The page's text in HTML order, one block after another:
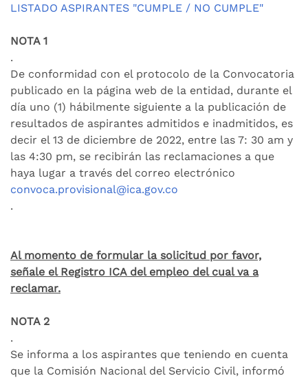
LISTADO ASPIRANTES "CUMPLE / NO CUMPLE"
NOTA 1
.
De conformidad con el protocolo de la Convocatoria
publicado en la página web de la entidad, durante el
día uno (1) hábilmente siguiente a la publicación de
resultados de aspirantes admitidos e inadmitidos, es
decir el 13 de diciembre de 2022, entre las 7: 30 am y
las 4:30 pm, se recibirán las reclamaciones a que
haya lugar a través del correo electrónico
convoca.provisional@ica.gov.co
.
Al momento de formular la solicitud por favor,
señale el Registro ICA del empleo del cual va a
reclamar.
NOTA 2
.
Se informa a los aspirantes que teniendo en cuenta
que la Comisión Nacional del Servicio Civil, informó